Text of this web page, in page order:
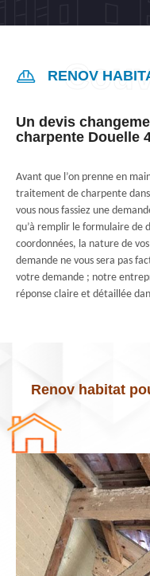
RENOV
Un devis
charpente Douelle
Avant que l’on prenne en
traitement de charpente
vous nous fassiez une
qu’à remplir le formulaire de
coordonnées, la nature de
demande ne vous sera pas
votre demande ; notre
réponse claire et détaillée
Renov habitat